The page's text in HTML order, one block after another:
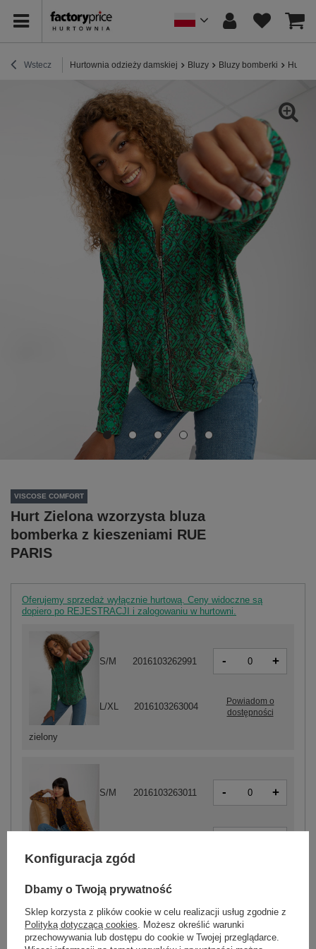
Wstecz Hurtownia odzieży damskiej Bluzy Bluzy bomberki Hurt
VISCOSE COMFORT
Hurt Zielona wzorzysta bluza
bomberka z kieszeniami RUE
PARIS
Oferujemy sprzedaż wyłącznie hurtową. Ceny widoczne są
dopiero po REJESTRACJI i zalogowaniu w hurtowni.
S/M 2016103263011 - +
zielony
S/M 2016103262991 - +
L/XL 2016103263004
Powiadom o
dostępności
ZALOGUJ SIĘ I ZOBACZ CENĘ
Konfiguracja zgód
Dbamy o Twoją prywatność
Sklep korzysta z plików cookie w celu realizacji usług zgodnie z
Polityką dotyczącą cookies . Możesz określić warunki
przechowywania lub dostępu do cookie w Twojej przeglądarce.